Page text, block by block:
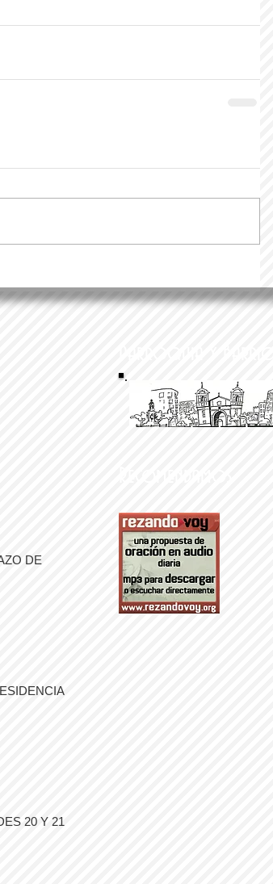
DE
20 Y 21